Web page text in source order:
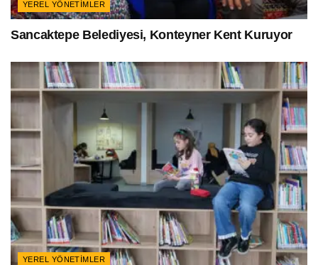
YEREL YÖNETIMLER
Sancaktepe Belediyesi, Konteyner Kent Kuruyor
YEREL YÖNETIMLER